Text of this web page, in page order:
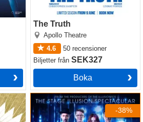
The Truth
Apollo Theatre
4.6
50 recensioner
BiljetterfrånSEK327
Boka
-38%
Now You See Me